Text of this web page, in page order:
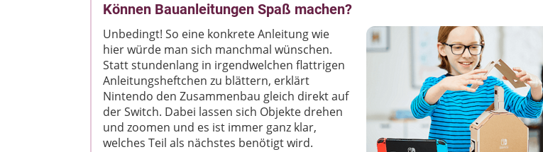
Können Bauanleitungen Spaß machen?
Unbedingt! So eine konkrete Anleitung wie
hier würde man sich manchmal wünschen.
Statt stundenlang in irgendwelchen flattrigen
Anleitungsheftchen zu blättern, erklärt
Nintendo den Zusammenbau gleich direkt auf
der Switch. Dabei lassen sich Objekte drehen
und zoomen und es ist immer ganz klar,
welches Teil als nächstes benötigt wird.